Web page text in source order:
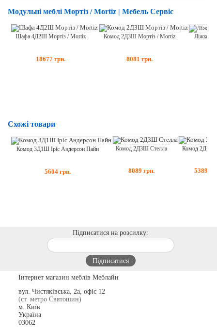
Модульні меблі Мортіз / Mortiz | Мебель Сервіс
Шафа 4Д2Ш Мортіз / Mortiz
18677 грн.
Комод 2Д3Ш Мортіз / Mortiz
8081 грн.
Ліжко
Схожі товари
Комод 3Д1Ш Іріс Андерсон Пайн
5604 грн.
Комод 2Д3Ш Стелла
8089 грн.
Комод 2Д+4Ш
5389
Підписатися на розсилку:
Інтернет магазин меблів Меблайн
вул. Чистяківська, 2а, офіс 12
(ст. метро Святошин)
м. Київ
Україна
03062